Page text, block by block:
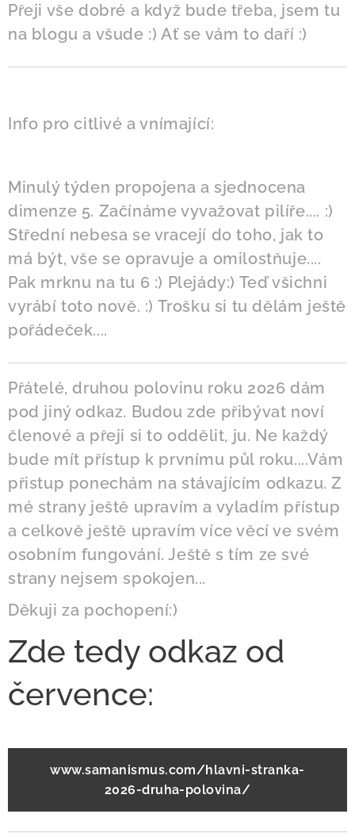
Přeji vše dobré a když bude třeba, jsem tu
na blogu a všude :) Ať se vám to daří :)
Info pro citlivé a vnímající:
Minulý týden propojena a sjednocena
dimenze 5. Začínáme vyvažovat pilíře.... :)
Střední nebesa se vracejí do toho, jak to
má být, vše se opravuje a omilostňuje....
Pak mrknu na tu 6 :) Plejády:) Teď všichni
vyrábí toto nově. :) Trošku si tu dělám ještě
pořádeček....
Přátelé, druhou polovinu roku 2026 dám
pod jiný odkaz. Budou zde přibývat noví
členové a přeji si to oddělit, ju. Ne každý
bude mít přístup k prvnímu půl roku....Vám
přistup ponechám na stávajícím odkazu. Z
mé strany ještě upravím a vyladím přístup
a celkově ještě upravím více věcí ve svém
osobním fungování. Ještě s tím ze své
strany nejsem spokojen...
Děkuji za pochopení:)
Zde tedy odkaz od
července:
www.samanismus.com/hlavni-stranka-
2026-druha-polovina/